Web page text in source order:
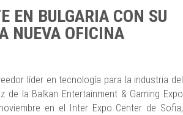
EN BULGARIA CON SU
NUEVA OFICINA
líder en tecnología para la industria del
la Balkan Entertainment & Gaming Expo
en el Inter Expo Center de Sofia,